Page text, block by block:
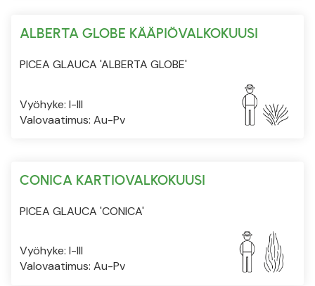
ALBERTA GLOBE KÄÄPIÖVALKOKUUSI
PICEA GLAUCA 'ALBERTA GLOBE'
Vyöhyke: I-III
Valovaatimus: Au-Pv
CONICA KARTIOVALKOKUUSI
PICEA GLAUCA 'CONICA'
Vyöhyke: I-III
Valovaatimus: Au-Pv